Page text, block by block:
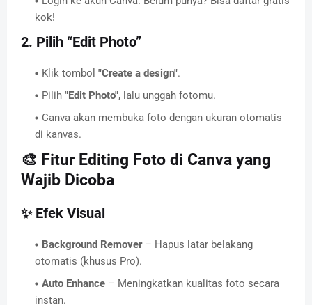
kok!
2. Pilih “Edit Photo”
Klik tombol "Create a design".
Pilih "Edit Photo", lalu unggah fotomu.
Canva akan membuka foto dengan ukuran otomatis
di kanvas.
🎨 Fitur Editing Foto di Canva yang
Wajib Dicoba
✨ Efek Visual
Background Remover– Hapus latar belakang
otomatis (khusus Pro).
Auto Enhance – Meningkatkan kualitas foto secara
instan.